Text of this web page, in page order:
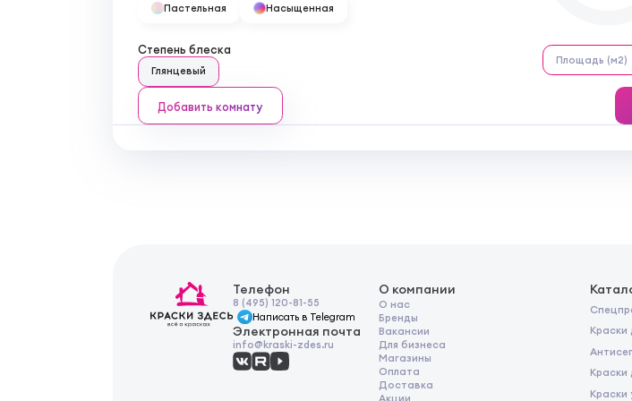
Пастельная Насыщенная
Степень блеска
Глянцевый
Добавить комнату
Телефон
8 (495) 120-81-55
Написать в Telegram
Электронная почта
info@kraski-zdes.ru
О компании
О нас
Бренды
Вакансии
Для бизнеса
Магазины
Оплата
Доставка
Акции
Краски
Краски
Краски